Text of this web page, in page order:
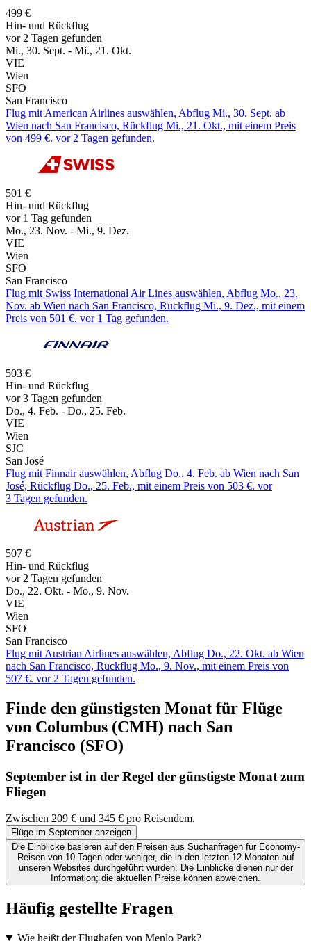
499 €
Hin- und Rückflug
vor 2 Tagen gefunden
Mi., 30. Sept. - Mi., 21. Okt.
VIE
Wien
SFO
San Francisco
Flug mit American Airlines auswählen, Abflug Mi., 30. Sept. ab
Wien nach San Francisco, Rückflug Mi., 21. Okt., mit einem Preis
von 499 €. vor 2 Tagen gefunden.
501 €
Hin- und Rückflug
vor 1 Tag gefunden
Mo., 23. Nov. - Mi., 9. Dez.
VIE
Wien
SFO
San Francisco
Flug mit Swiss International Air Lines auswählen, Abflug Mo., 23.
Nov. ab Wien nach San Francisco, Rückflug Mi., 9. Dez., mit einem
Preis von 501 €. vor 1 Tag gefunden.
503 €
Hin- und Rückflug
vor 3 Tagen gefunden
Do., 4. Feb. - Do., 25. Feb.
VIE
Wien
SJC
San José
Flug mit Finnair auswählen, Abflug Do., 4. Feb. ab Wien nach San
José, Rückflug Do., 25. Feb., mit einem Preis von 503 €. vor
3 Tagen gefunden.
507 €
Hin- und Rückflug
vor 2 Tagen gefunden
Do., 22. Okt. - Mo., 9. Nov.
VIE
Wien
SFO
San Francisco
Flug mit Austrian Airlines auswählen, Abflug Do., 22. Okt. ab Wien
nach San Francisco, Rückflug Mo., 9. Nov., mit einem Preis von
507 €. vor 2 Tagen gefunden.
Finde den günstigsten Monat für Flüge
von Columbus (CMH) nach San
Francisco (SFO)
September ist in der Regel der günstigste Monat zum
Fliegen
Zwischen 209 € und 345 € pro Reisendem.
Flüge im September anzeigen
Die Einblicke basieren auf den Preisen aus Suchanfragen für Economy-
Reisen von 10 Tagen oder weniger, die in den letzten 12 Monaten auf
unseren Websites durchgeführt wurden. Die Einblicke dienen nur der
Information; die aktuellen Preise können abweichen.
Häufig gestellte Fragen
Wie heißt der Flughafen von Menlo Park?